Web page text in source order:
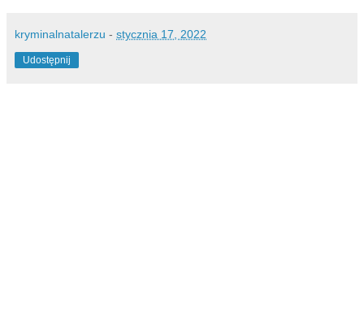
kryminalnatalerzu - stycznia 17, 2022
Udostępnij